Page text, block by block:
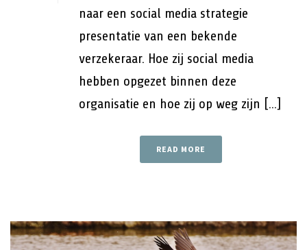
naar een social media strategie
presentatie van een bekende
verzekeraar. Hoe zij social media
hebben opgezet binnen deze
organisatie en hoe zij op weg zijn [...]
READ MORE